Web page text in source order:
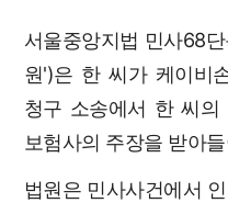
서울중앙지법 민사68
원')은 한 씨가 케이비
청구 소송에서 한 씨의
보험사의 주장을 받아
법원은 민사사건에서